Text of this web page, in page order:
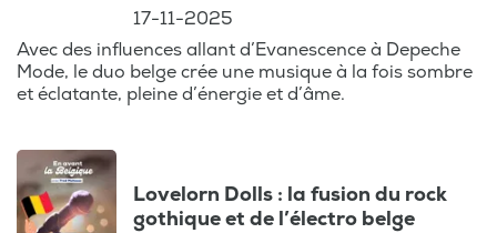
17-11-2025
Avec des influences allant d’Evanescence à Depeche
Mode, le duo belge crée une musique à la fois sombre
et éclatante, pleine d’énergie et d’âme.
Lovelorn Dolls : la fusion du rock
gothique et de l’électro belge